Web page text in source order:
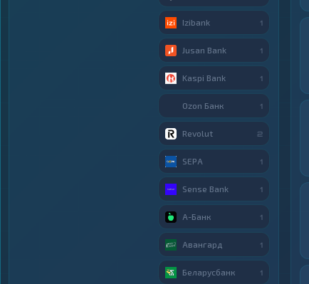
Izibank 1
Jusan Bank 1
Kaspi Bank 1
Ozon Банк 1
Revolut 2
SEPA 1
Sense Bank 1
А-Банк 1
Авангард 1
Беларусбанк 1